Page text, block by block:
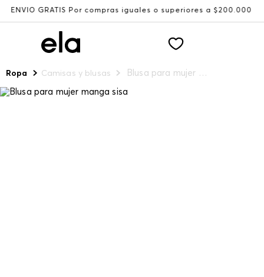
GRATIS Por compras iguales o superiores a $200.000
Ropa Camisas y blusas Blusa para mujer manga sisa